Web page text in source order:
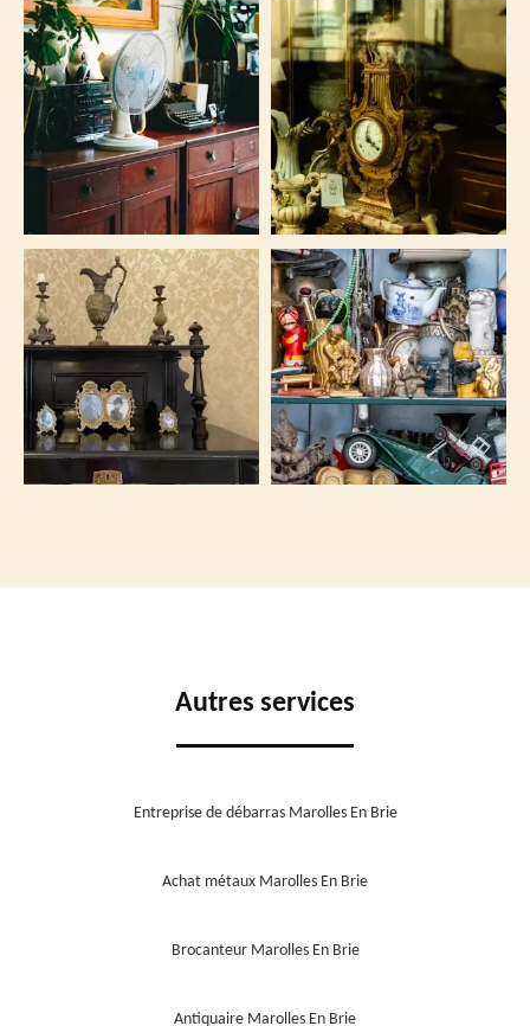
Autres services
Entreprise de débarras Marolles En Brie
Achat métaux Marolles En Brie
Brocanteur Marolles En Brie
Antiquaire Marolles En Brie